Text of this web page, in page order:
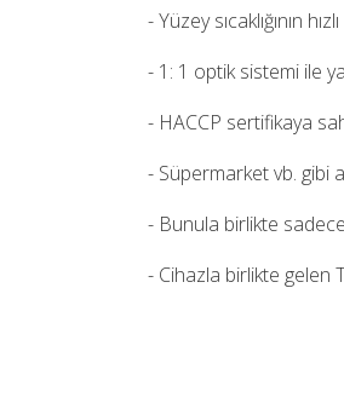
- Yüzey sıcaklığının
- 1: 1 optik sistemi ile
- HACCP sertifikaya
- Süpermarket vb. gibi
- Bunula birlikte
- Cihazla birlikte gelen